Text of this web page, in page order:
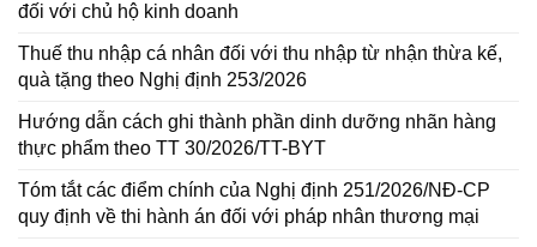
đối với chủ hộ kinh doanh
Thuế thu nhập cá nhân đối với thu nhập từ nhận thừa kế,
quà tặng theo Nghị định 253/2026
Hướng dẫn cách ghi thành phần dinh dưỡng nhãn hàng
thực phẩm theo TT 30/2026/TT-BYT
Tóm tắt các điểm chính của Nghị định 251/2026/NĐ-CP
quy định về thi hành án đối với pháp nhân thương mại